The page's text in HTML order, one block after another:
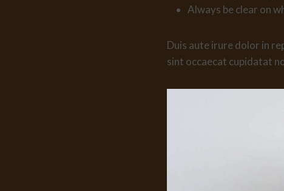
Always be clear on
Duis aute irure dolor in
sint occaecat cupidatat